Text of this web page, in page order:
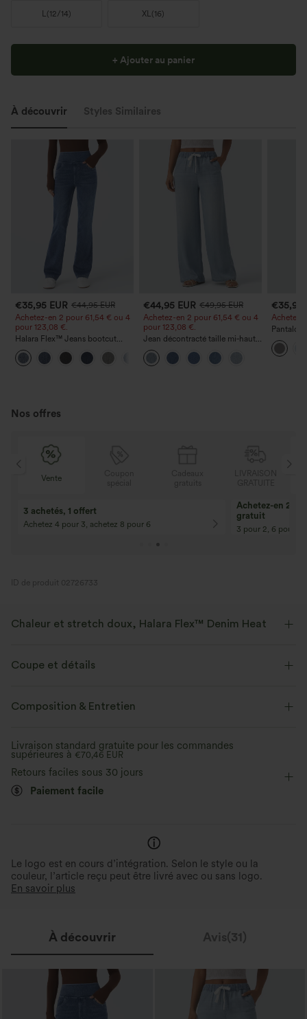
L(12/14) XL(16)
+ Ajouter au panier
À découvrir Styles Similaires
€35,95 EUR €44,95 EUR
Achetez-en 2 pour 61,54 € ou 4
pour 123,08 €.
Halara Flex™ Jeans bootcut
décontractés taille haute, effet
délavé, avec poches
€44,95 EUR €49,95 EUR
Achetez-en 2 pour 61,54 € ou 4
pour 123,08 €.
Jean décontracté taille mi‑haute,
à cordon de serrage, avec
poches
€35,95
Achetez-
Pantalon
poches
Nos offres
Vente
10% de réduction
Pour toute commande de 107,00 € et
plus ! Code : Aug2026
12% de réduction
Pour toute
plus ! Code :
ID de produit 02726733
Chaleur et stretch doux, Halara Flex™ Denim Heat
optimal.
Coupe et détails
Taille croisée Poches arrière
Ajusté Élasticité quatre directions
Composition & Entretien
Livraison standard gratuite pour les commandes
supérieures à €70,46 EUR
Retours faciles sous 30 jours
Paiement facile
Le logo est en cours d’intégration. Selon le style ou la
couleur, l’article reçu peut être livré avec ou sans logo.
En savoir plus
À découvrir Avis(31)